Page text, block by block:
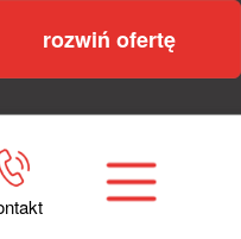
rozwiń ofertę